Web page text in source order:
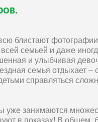
блистают
семьей и даже
и улыбчивая
семья отдыхает –
справляться
уже занимаются
в показах! В общем,